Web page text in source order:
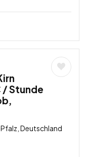
Stunde
Deutschland